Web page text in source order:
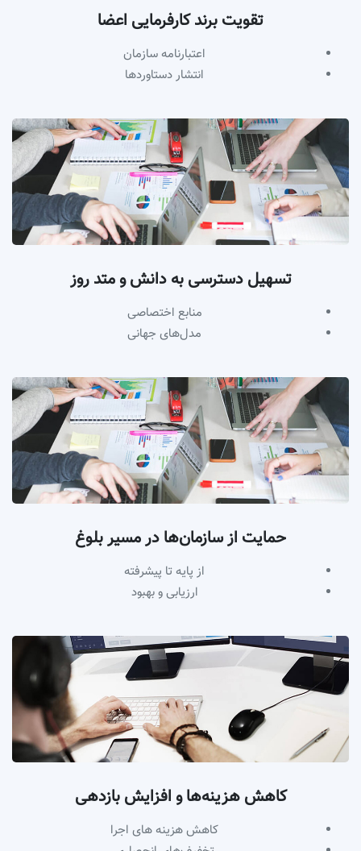
تقویت برند کارفرمایی اعضا
اعتبارنامه سازمان
انتشار دستاوردها
تسهیل دسترسی به دانش و متد روز
منابع اختصاصی
مدل‌های جهانی
حمایت از سازمان‌ها در مسیر بلوغ
از پایه تا پیشرفته
ارزیابی و بهبود
کاهش هزینه‌ها و افزایش بازدهی
کاهش هزینه های اجرا